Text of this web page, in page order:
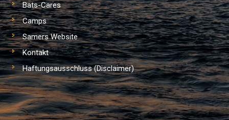
Bats-Cares
Camps
Samers Website
Kontakt
Haftungsausschluss (Disclaimer)